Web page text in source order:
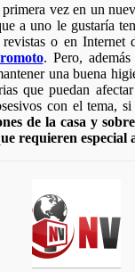
vez en un
a uno le gustaría
o en Internet
. Pero,
una buena
que puedan
con el tema, si
de la casa y
requieren especial